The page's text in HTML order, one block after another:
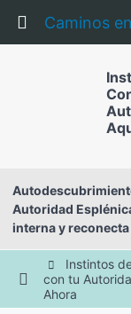
Return to
Caminos
Autoridad
interna y
Instintos
con tu
Ahora